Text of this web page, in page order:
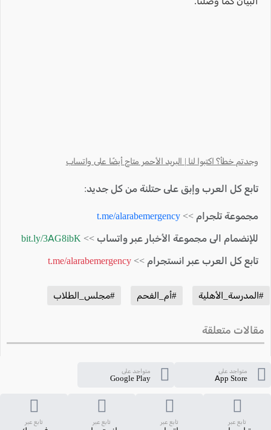
وجدتم خطأ؟ اكتبوا لنا | البريد الأحمر متاح أيضًا على واتساب
تابع كل العرب وإبق على حتلنة من كل جديد:
مجموعة تلجرام >> t.me/alarabemergency
للإنضمام الى مجموعة الأخبار عبر واتساب >> bit.ly/3AG8ibK
تابع كل العرب عبر انستجرام >> t.me/alarabemergency
#المدرسة_الأهلية #أم_الفحم #مجلس_الطلاب
مقالات متعلقة
متواجد على
App Store
متواجد على
Google Play
تابع عبر تابع عبر تابع عبر تابع عبر